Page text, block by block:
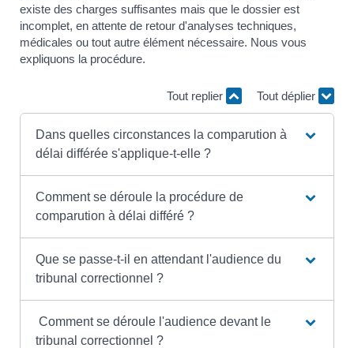
existe des charges suffisantes mais que le dossier est
incomplet, en attente de retour d'analyses techniques,
médicales ou tout autre élément nécessaire. Nous vous
expliquons la procédure.
Tout replier Tout déplier
Dans quelles circonstances la comparution à
délai différée s'applique-t-elle ?
Comment se déroule la procédure de
comparution à délai différé ?
Que se passe-t-il en attendant l'audience du
tribunal correctionnel ?
Comment se déroule l'audience devant le
tribunal correctionnel ?